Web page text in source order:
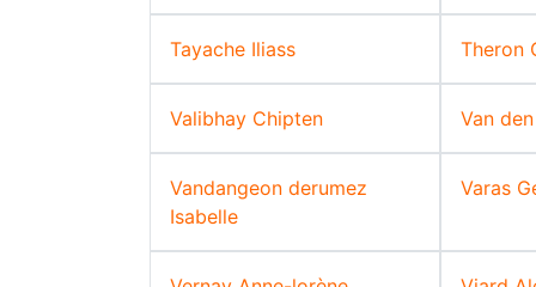
Tayache Iliass Theron
Valibhay Chipten Van
Vandangeon derumez
Isabelle
Varas